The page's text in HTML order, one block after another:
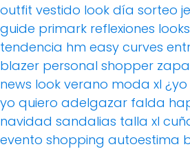
outfit vestido look día sorteo
guide primark reflexiones looks
tendencia hm easy curves
blazer personal shopper
news look verano moda xl
yo quiero adelgazar falda
navidad sandalias talla xl
evento shopping autoestima